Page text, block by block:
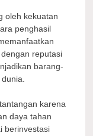
oleh kekuatan
penghasil
reputasi
barang-
karena
daya tahan
berinvestasi